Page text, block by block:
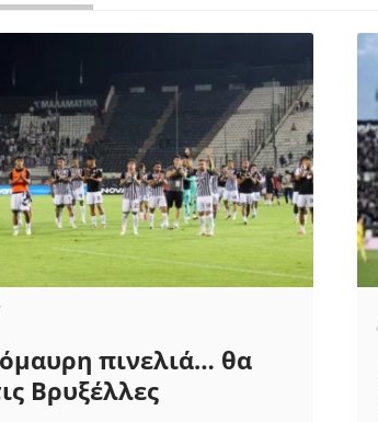
πινελιά… θα
Βρυξέλλες